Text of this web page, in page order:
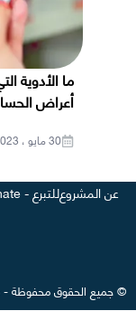
ما الأدوية
أعراض
30 مايو ، 2023
عن المشروعللتبرع - donate
©جميع الحقوق محفوظة-